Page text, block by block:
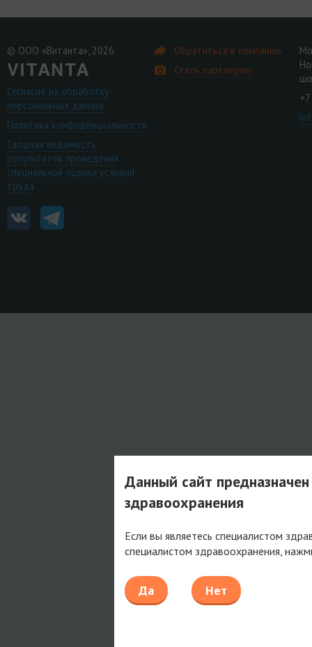
© ООО «Витанта», 2026
Согласие на обработку
персональных данных
Политика конфиденциальности
Сводная ведомость
результатов проведения
специальной оценки условий
труда
Обратиться в компанию
Стать партнером
Данный сайт
здравоохранения
Если вы являетесь специалистом
специалистом здравоохранения,
Да Нет